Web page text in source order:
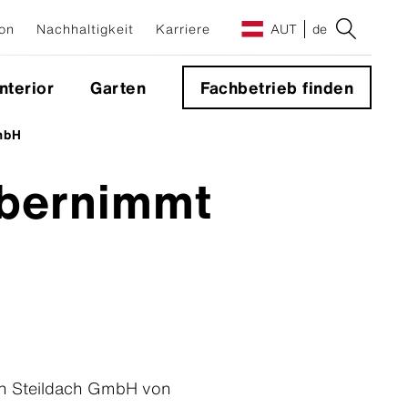
Nachhaltigkeit Karriere AUT de
Garten Fachbetrieb finden
Steildach GmbH von